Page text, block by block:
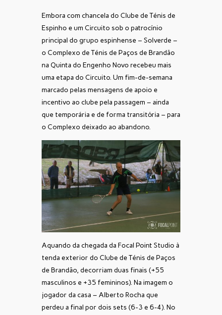
Embora com chancela do Clube de Ténis de
Espinho e um Circuito sob o patrocínio
principal do grupo espinhense – Solverde –
o Complexo de Ténis de Paços de Brandão
na Quinta do Engenho Novo recebeu mais
uma etapa do Circuito. Um fim-de-semana
marcado pelas mensagens de apoio e
incentivo ao clube pela passagem – ainda
que temporária e de forma transitória – para
o Complexo deixado ao abandono.
Aquando da chegada da Focal Point Studio à
tenda exterior do Clube de Ténis de Paços
de Brandão, decorriam duas finais (+55
masculinos e +35 femininos). Na imagem o
jogador da casa – Alberto Rocha que
perdeu a final por dois sets (6-3 e 6-4). No